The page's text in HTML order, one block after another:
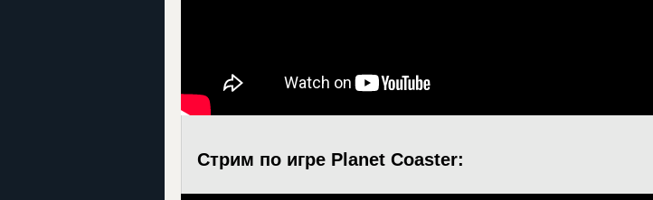
Стрим по игре Planet Coaster: